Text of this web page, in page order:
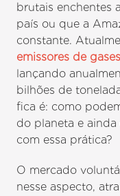
brutais enchentes
país ou que a
constante.
emissores de
lançando
bilhões de
fica é: como
do planeta e
com essa prática?
O mercado
nesse aspecto,